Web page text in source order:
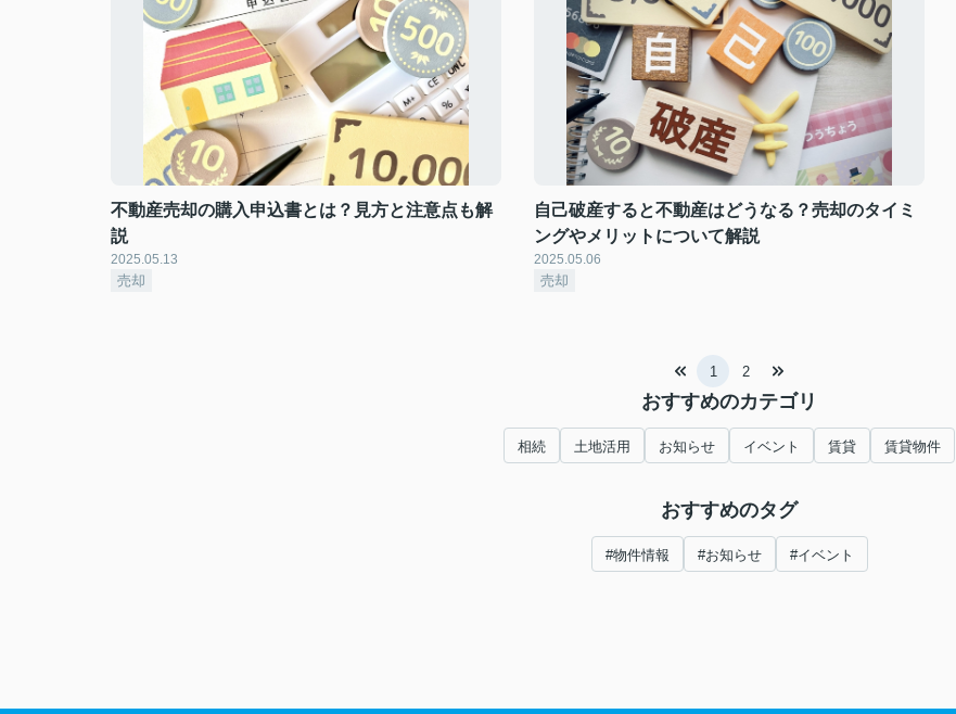
不動産売却の購入申込書とは？見方と注意点も解
説
2025.05.13
売却
自己破産すると不動産はどうなる？売却のタイミ
ングやメリットについて解説
2025.05.06
売却
1 2
おすすめのカテゴリ
相続 土地活用 お知らせ イベント 賃貸 賃貸物件
おすすめのタグ
#物件情報 #お知らせ #イベント